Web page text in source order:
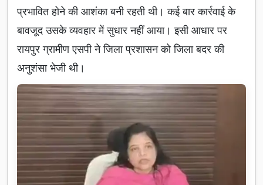
प्रभावित होने की आशंका बनी रहती थी। कई बार कार्रवाई के
बावजूद उसके व्यवहार में सुधार नहीं आया। इसी आधार पर
रायपुर ग्रामीण एसपी ने जिला प्रशासन को जिला बदर की
अनुशंसा भेजी थी।